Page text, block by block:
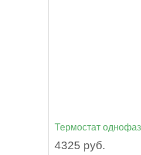
Термостат
4325 руб.